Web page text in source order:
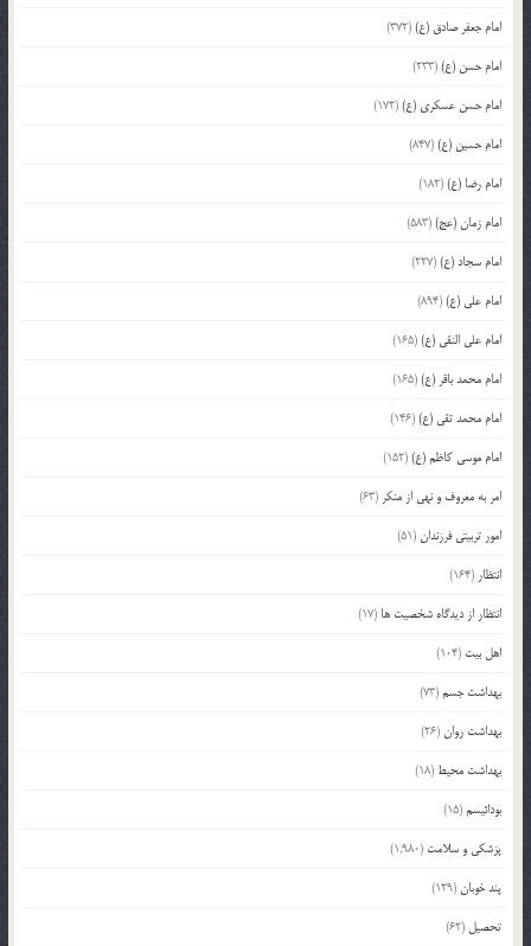
امام جعفر صادق (ع)(372)
امام حسن (ع)(233)
امام حسن عسکری (ع)(172)
امام حسین (ع)(847)
امام رضا (ع)(182)
امام زمان (عج)(583)
امام سجاد (ع)(227)
امام علی (ع)(894)
امام علی النقی (ع)(165)
امام محمد باقر (ع)(165)
امام محمد تقی (ع)(146)
امام موسی کاظم (ع)(152)
امر به معروف و نهی از منکر (63)
امور تربیتی فرزندان(51)
انتظار (164)
انتظار از دیدگاه شخصیت ها (17)
اهل بیت (104)
بهداشت جسم(73)
بهداشت روان(26)
بهداشت محیط (18)
بودائیسم(15)
پزشکی و سلامت (1,980)
پند خوبان(129)
تحصیل (62)